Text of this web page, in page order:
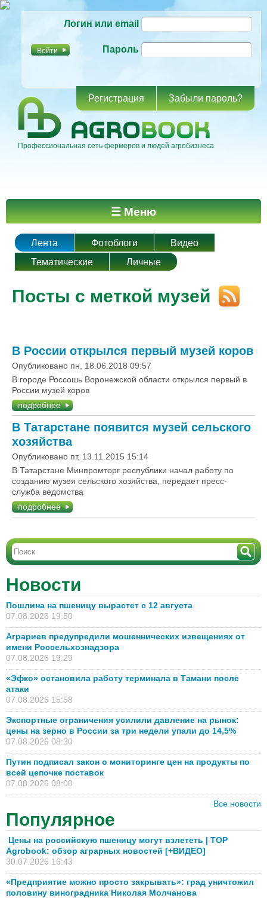
основному
Логин или email
Пароль
Регистрация Забыли пароль?
Профессиональная сеть фермеров и людей агробизнеса
Главное меню ☰ Меню
Лента Фотоблоги
Видео
Тематические
Личные
Посты с меткой музей
В России открылся первый музей коров
Опубликовано пн, 18.06.2018 09:57
В городе Россошь Воронежской области открылся первый в
России музей коров
подробнее
В Татарстане появится музей сельского
хозяйства
Опубликовано пт, 13.11.2015 15:14
В Татарстане Минпромторг республики начал работу по
созданию музея сельского хозяйства, передает пресс-
служба ведомства
подробнее
Новости
Пошлина на пшеницу вырастет с 12 августа
07.08.2026 19:50
Аграриев предупредили мошеннических извещениях от
имени Россельхознадзора
07.08.2026 19:29
«Эфко» остановила работу терминала в Тамани после
атаки
07.08.2026 15:58
Экспортные ограничения усилили давление на рынок:
цены на зерно в России за три недели упали до 14,5%
07.08.2026 08:30
Путин подписал закон о мониторинге цен на продукты по
всей цепочке поставок
07.08.2026 08:00
Все новости
Популярное
Цены на российскую пшеницу могут взлететь | TOP
Agrobook: обзор аграрных новостей [+ВИДЕО]
30.07.2026 16:43
«Предприятие можно просто закрывать»: град уничтожил
половину виноградника Николая Молчанова